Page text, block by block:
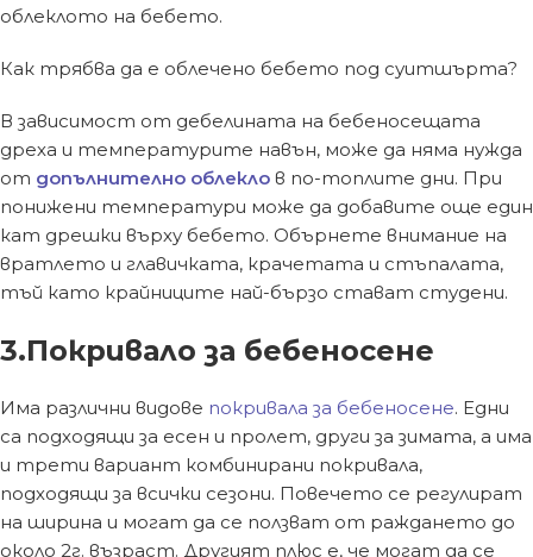
облеклото на бебето.
Как трябва да е облечено бебето под суитшърта?
В зависимост от дебелината на бебеносещата
дреха и температурите навън, може да няма нужда
от допълнително облекло в по-топлите дни. При
понижени температури може да добавите още един
кат дрешки върху бебето. Обърнете внимание на
вратлето и главичката, крачетата и стъпалата,
тъй като крайниците най-бързо стават студени.
3.Покривало за бебеносене
Има различни видове покривала за бебеносене. Едни
са подходящи за есен и пролет, други за зимата, а има
и трети вариант комбинирани покривала,
подходящи за всички сезони. Повечето се регулират
на ширина и могат да се ползват от раждането до
около 2г. възраст. Другият плюс е, че могат да се